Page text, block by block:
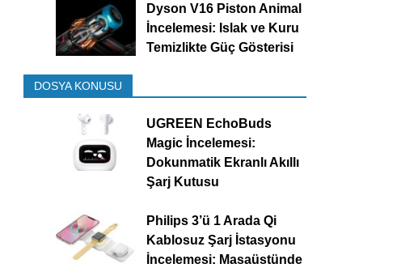
Dyson V16 Piston Animal
İncelemesi: Islak ve Kuru
Temizlikte Güç Gösterisi
DOSYA KONUSU
UGREEN EchoBuds
Magic İncelemesi:
Dokunmatik Ekranlı Akıllı
Şarj Kutusu
Philips 3’ü 1 Arada Qi
Kablosuz Şarj İstasyonu
İncelemesi: Masaüstünde